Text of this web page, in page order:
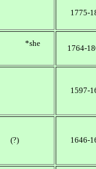
1775-
1764-
1597-
(?) 1646-